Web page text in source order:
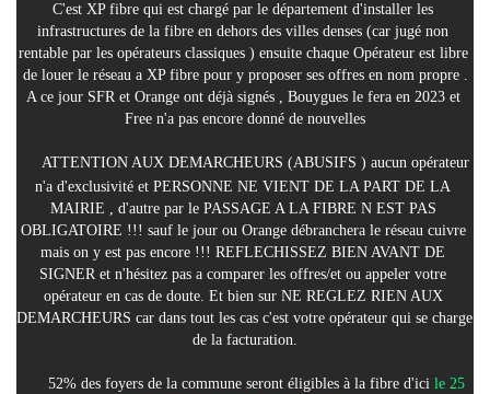
C'est XP fibre qui est chargé par le département d'installer les
infrastructures de la fibre en dehors des villes denses (car jugé non
rentable par les opérateurs classiques ) ensuite chaque Opérateur est libre
de louer le réseau a XP fibre pour y proposer ses offres en nom propre .
A ce jour SFR et Orange ont déjà signés , Bouygues le fera en 2023 et
Free n'a pas encore donné de nouvelles
ATTENTION AUX DEMARCHEURS (ABUSIFS ) aucun opérateur
n'a d'exclusivité et PERSONNE NE VIENT DE LA PART DE LA
MAIRIE , d'autre par le PASSAGE A LA FIBRE N EST PAS
OBLIGATOIRE !!! sauf le jour ou Orange débranchera le réseau cuivre
mais on y est pas encore !!! REFLECHISSEZ BIEN AVANT DE
SIGNER et n'hésitez pas a comparer les offres/et ou appeler votre
opérateur en cas de doute. Et bien sur NE REGLEZ RIEN AUX
DEMARCHEURS car dans tout les cas c'est votre opérateur qui se charge
de la facturation.
52% des foyers de la commune seront éligibles à la fibre d'ici le 25